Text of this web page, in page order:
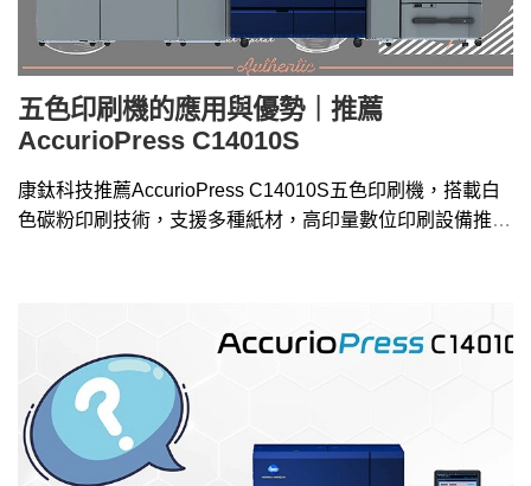
五色印刷機的應用與優勢｜推薦
AccurioPress C14010S
康鈦科技推薦AccurioPress C14010S五色印刷機，搭載白
色碳粉印刷技術，支援多種紙材，高印量數位印刷設備推薦